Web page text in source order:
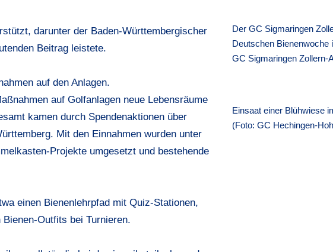
darunter der Baden-Württembergischer
Beitrag leistete.
auf den Anlagen.
auf Golfanlagen neue Lebensräume
kamen durch Spendenaktionen über
Mit den Einnahmen wurden unter
Projekte umgesetzt und bestehende
einen Bienenlehrpfad mit Quiz-Stationen,
Outfits bei Turnieren.
Der GC Sigmaringen
Deutschen Bienenwoche
GC Sigmaringen Zollern-
Einsaat einer Blühwiese
(Foto: GC Hechingen-